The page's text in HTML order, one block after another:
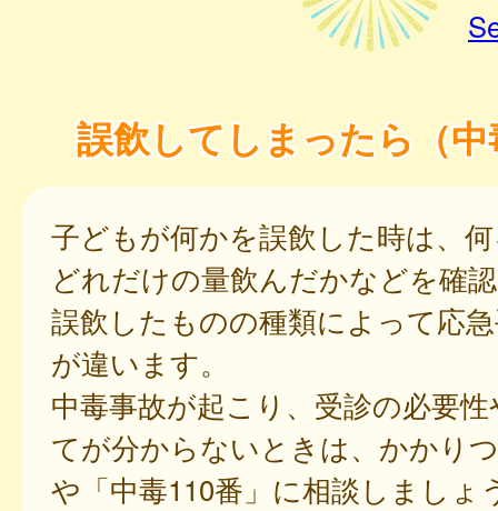
誤飲してしまったら（
子どもが何かを誤飲した時は、
どれだけの量飲んだかなどを確
誤飲したものの種類によって応
が違います。
中毒事故が起こり、受診の必要
てが分からないときは、かかり
や「中毒110番」に相談しましょ